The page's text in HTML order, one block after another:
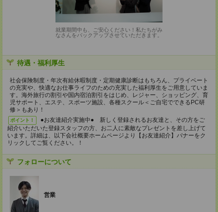
就業期間中も、ご安心ください！私たちがみ
なさんをバックアップさせていただきます。
待遇・福利厚生
社会保険制度・年次有給休暇制度・定期健康診断はもちろん、プライベート
の充実や、快適なお仕事ライフのための充実した福利厚生をご用意していま
す。海外旅行の割引や国内宿泊割引をはじめ、レジャー、ショッピング、育
児サポート、エステ、スポーツ施設、各種スクール＜ご自宅でできるPC研
修＞もあり！
ポイント！
●お友達紹介実施中● 新しく登録されるお友達と、その方をご
紹介いただいた登録スタッフの方、お二人に素敵なプレゼントを差し上げて
います。詳細は、以下会社概要ホームページより【お友達紹介】バナーをク
リックしてご覧ください。！
フォローについて
営業